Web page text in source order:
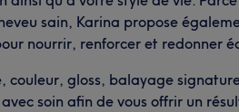
sain, Karina propose
nourrir, renforcer et redonner
couleur, gloss, balayage
soin afin de vous offrir un